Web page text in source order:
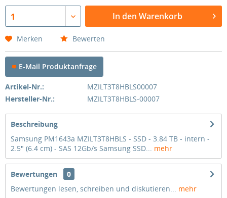
1 In den Warenkorb
Merken Bewerten
E-Mail Produktanfrage
Artikel-Nr.:
MZILT3T8HBLS00007
Hersteller-Nr.:
MZILT3T8HBLS-00007
Beschreibung
Samsung PM1643a MZILT3T8HBLS - SSD - 3.84 TB - intern -
2.5" (6.4 cm) - SAS 12Gb/s Samsung SSD... mehr
Bewertungen
0
Bewertungen lesen, schreiben und diskutieren... mehr